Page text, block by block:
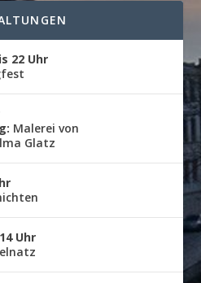
22 Uhr
Malerei von
Glatz
Uhr